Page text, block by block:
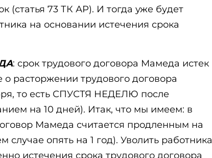
(статья 73 ТК АР). И тогда уже будет
на основании истечения срока
: срок трудового договора Мамеда истек
расторжении трудового договора
то есть СПУСТЯ НЕДЕЛЮ после
на 10 дней). Итак, что мы имеем: в
Мамеда считается продленным на
опять на 1 год). Уволить работника
истечения срока трудового договора